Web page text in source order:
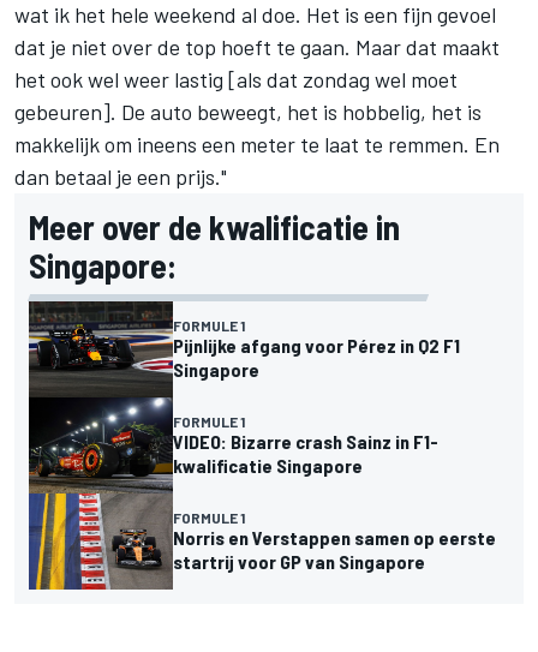
wat ik het hele weekend al doe. Het is een fijn gevoel
dat je niet over de top hoeft te gaan. Maar dat maakt
het ook wel weer lastig [als dat zondag wel moet
gebeuren]. De auto beweegt, het is hobbelig, het is
makkelijk om ineens een meter te laat te remmen. En
dan betaal je een prijs."
Meer over de kwalificatie in
Singapore:
FORMULE 1
Pijnlijke afgang voor Pérez in Q2 F1
Singapore
FORMULE 1
VIDEO: Bizarre crash Sainz in F1-
kwalificatie Singapore
FORMULE 1
Norris en Verstappen samen op eerste
startrij voor GP van Singapore